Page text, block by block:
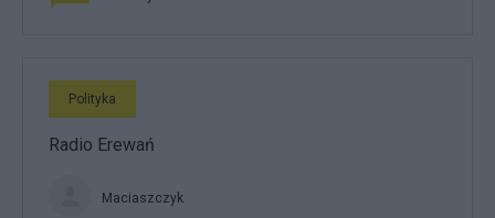
Polityka
Radio Erewań
Maciaszczyk